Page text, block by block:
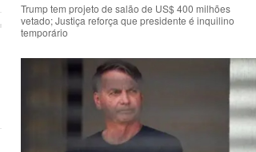
Trump tem projeto de salão de US$ 400 milhões
vetado; Justiça reforça que presidente é inquilino
temporário